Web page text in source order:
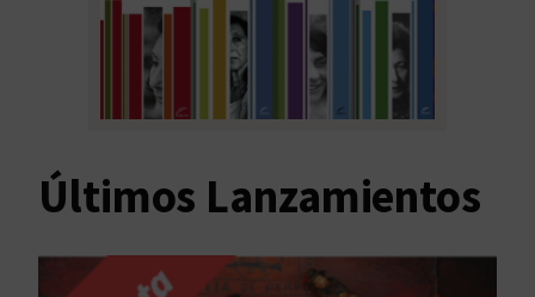
Últimos Lanzamientos